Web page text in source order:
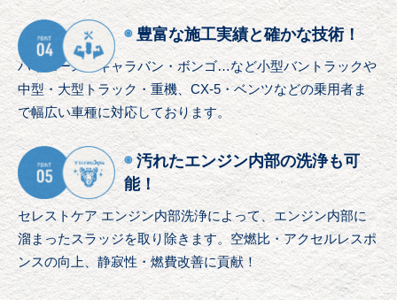
◉豊富な施工実績と確かな技術！
ハイエース・キャラバン・ボンゴ…など小型バントラックや
中型・大型トラック・重機、CX-5・ベンツなどの乗用者ま
で幅広い車種に対応しております。
◉汚れたエンジン内部の洗浄も可
能！
セレストケア エンジン内部洗浄によって、エンジン内部に
溜まったスラッジを取り除きます。 空燃比・アクセルレスポ
ンスの向上、静寂性・燃費改善に貢献！